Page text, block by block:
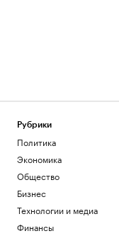
Рубрики
Политика
Экономика
Общество
Бизнес
Технологии и медиа
Финансы